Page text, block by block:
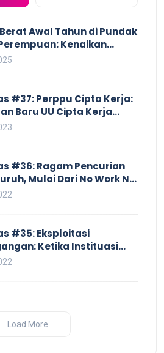
Awal Tahun di Pundak
Kenaikan
Mencekik, Ancaman
#37: Perppu Cipta Kerja:
Baru UU Cipta Kerja
Merugikan Buruh
#36: Ragam Pencurian
Mulai Dari No Work No
Skorsing
#35: Eksploitasi
Ketika Instituasi
Tunduk pada Hilir
Load More